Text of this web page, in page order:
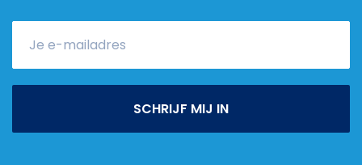
SCHRIJF MIJ IN